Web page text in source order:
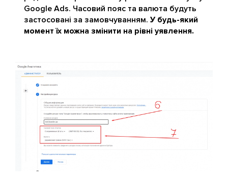
Google Ads. Часовий пояс та валюта будуть
застосовані за замовчуванням. У будь-який
момент їх можна змінити на рівні уявлення.